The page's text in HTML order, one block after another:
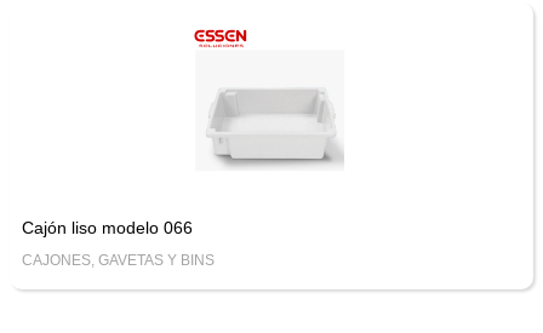
Cajón liso modelo 066
CAJONES, GAVETAS Y BINS